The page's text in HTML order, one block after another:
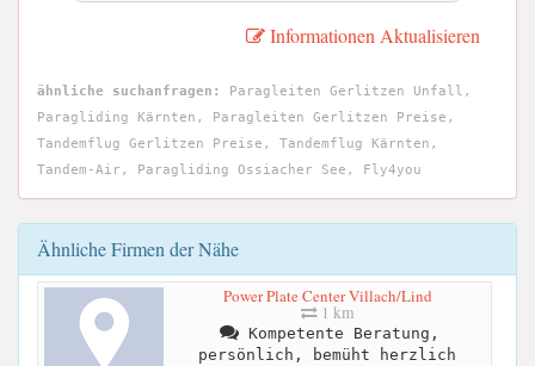
Informationen Aktualisieren
ähnliche suchanfragen:
Paragleiten Gerlitzen Unfall,
Paragliding Kärnten, Paragleiten Gerlitzen Preise,
Tandemflug Gerlitzen Preise, Tandemflug Kärnten,
Tandem-Air, Paragliding Ossiacher See, Fly4you
Ähnliche Firmen der Nähe
Power Plate Center Villach/Lind
1 km
Kompetente Beratung,
persönlich, bemüht herzlich